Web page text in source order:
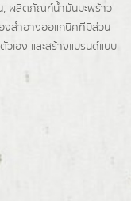
น, ผลิตภัณฑ์น้ำมันมะพร้าว
งสำอางออแกนิคที่มีส่วน
เอง และสร้างแบรนด์แบบ